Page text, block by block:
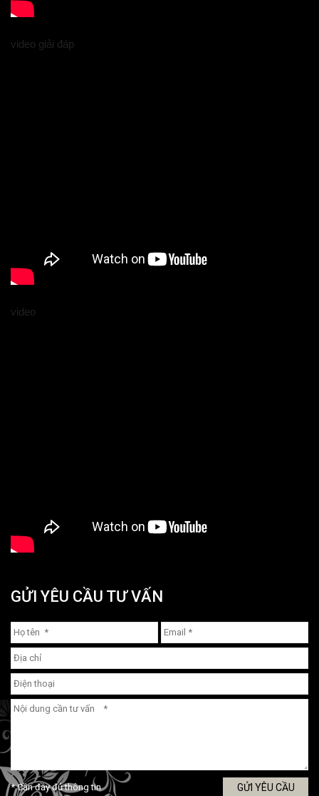
video giải đáp
video
GỬI YÊU CẦU TƯ VẤN
* Cần đầy đủ thông tin